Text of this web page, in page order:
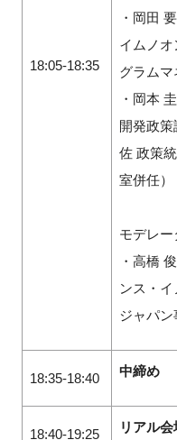
18:05-18:35
・岡田
イムノ
グラムマ
・岡本
開発政
佐 政策
室併任）
モデレ
・高橋
ンス・
ジャパン
18:35-18:40 中締め
18:40-19:25 リアル